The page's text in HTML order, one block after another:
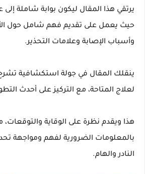
يرتقي هذا المقال ليكون بوابة شاملة
حيث يعمل على تقديم فهم شامل حول
وأسباب الإصابة وعلامات التحذير.
ينقلك المقال في جولة استكشافية
لعلاج المتاحة، مع التركيز على أحدث
هذا ويقدم نظرة على الوقاية
بالمعلومات الضرورية لفهم ومواجهة
النادر والهام.